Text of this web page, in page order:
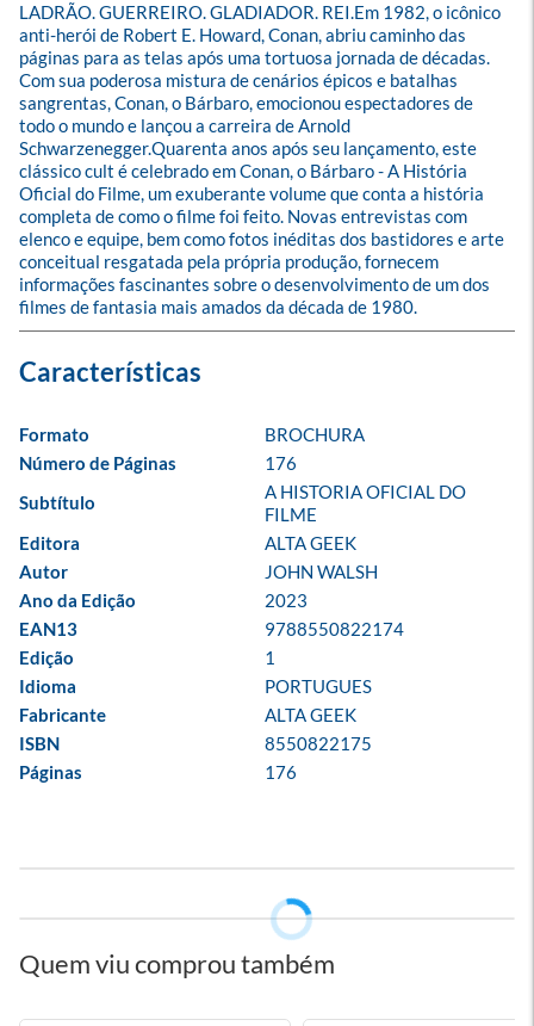
LADRÃO. GUERREIRO. GLADIADOR. REI.Em 1982, o icônico
anti-herói de Robert E. Howard, Conan, abriu caminho das
páginas para as telas após uma tortuosa jornada de décadas.
Com sua poderosa mistura de cenários épicos e batalhas
sangrentas, Conan, o Bárbaro, emocionou espectadores de
todo o mundo e lançou a carreira de Arnold
Schwarzenegger.Quarenta anos após seu lançamento, este
clássico cult é celebrado em Conan, o Bárbaro - A História
Oficial do Filme, um exuberante volume que conta a história
completa de como o filme foi feito. Novas entrevistas com
elenco e equipe, bem como fotos inéditas dos bastidores e arte
conceitual resgatada pela própria produção, fornecem
informações fascinantes sobre o desenvolvimento de um dos
filmes de fantasia mais amados da década de 1980.
Formato
BROCHURA
Número de Páginas
176
Subtítulo
A HISTORIA OFICIAL DO
FILME
Editora
ALTA GEEK
Autor
JOHN WALSH
Ano da Edição
2023
EAN13
9788550822174
Edição
1
Idioma
PORTUGUES
Fabricante
ALTA GEEK
ISBN
8550822175
Páginas
176
Quem viu comprou também